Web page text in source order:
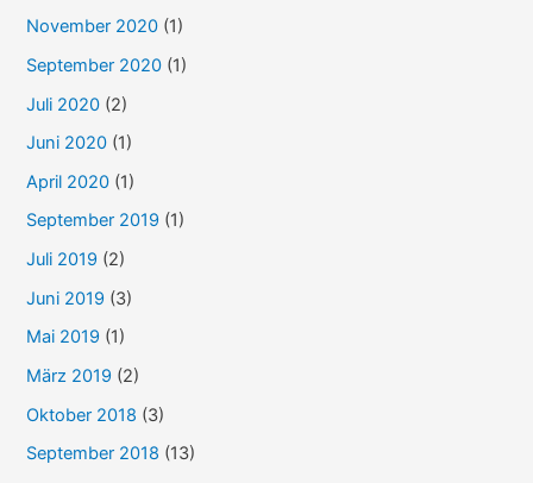
November 2020 (1)
September 2020 (1)
Juli 2020 (2)
Juni 2020 (1)
April 2020 (1)
September 2019 (1)
Juli 2019 (2)
Juni 2019 (3)
Mai 2019 (1)
März 2019 (2)
Oktober 2018 (3)
September 2018 (13)